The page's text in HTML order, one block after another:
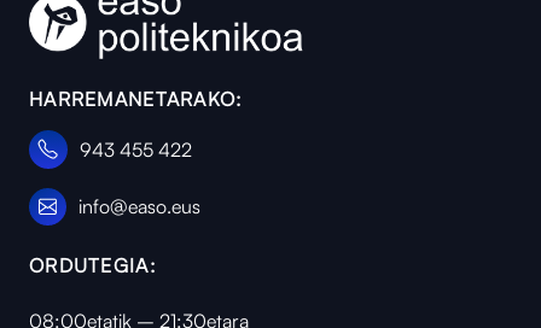
HARREMANETARAKO:
943 455 422
info@easo.eus
ORDUTEGIA:
08:00etatik – 21:30etara